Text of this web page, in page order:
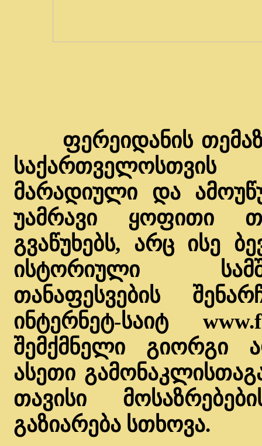
ფერეიდანის
მარადიული და
უამრავი ყოფითი
გვაწუხებს, არც ისე
ისტორიული
თანაფესვების
ინტერნეტ-საიტ
შემქმნელი გიორგი
ასეთი
თავისი
გაზიარება სთხოვა.